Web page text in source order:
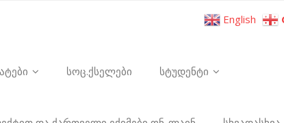
სოც.ქსელები სტუდენტი
English